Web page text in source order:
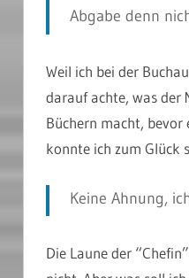
Abgabe denn
Weil ich bei der
darauf achte, was der
Büchern macht,
konnte ich zum Glück
Keine Ahnung,
Die Laune der